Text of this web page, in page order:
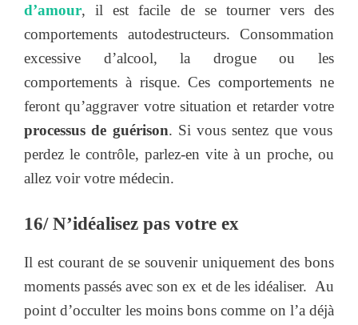
d’amour, il est facile de se tourner vers des
comportements autodestructeurs. Consommation
excessive d’alcool, la drogue ou les
comportements à risque. Ces comportements ne
feront qu’aggraver votre situation et retarder votre
processus de guérison. Si vous sentez que vous
perdez le contrôle, parlez-en vite à un proche, ou
allez voir votre médecin.
16/ N’idéalisez pas votre ex
Il est courant de se souvenir uniquement des bons
moments passés avec son ex et de les idéaliser. Au
point d’occulter les moins bons comme on l’a déjà